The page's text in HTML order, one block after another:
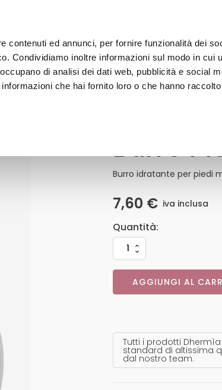
contenuti ed annunci, per fornire funzionalità dei
Condividiamo inoltre informazioni sul modo in cui
di analisi dei dati web, pubblicità e social
che hai fornito loro o che hanno
CORPO CAPELLI SOLARI
Burro
Burro idratante per piedi
7,60 € iva inclusa
Butter
AGGIUNGI AL
Tutti i prodotti
standard di altissima
dal nostro team.